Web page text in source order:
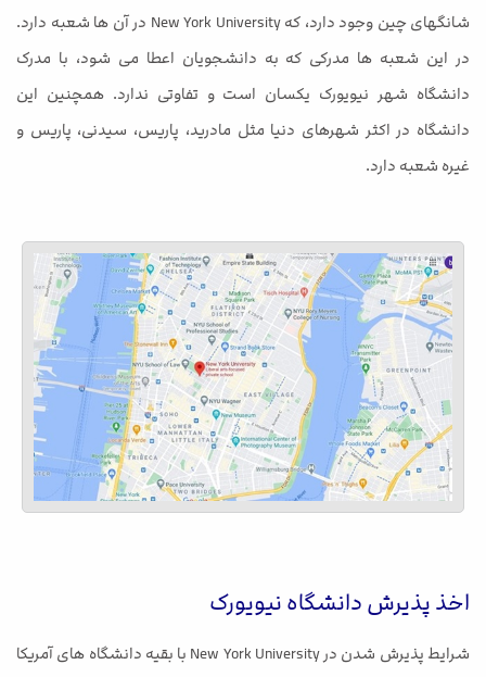
شانگهای چین وجود دارد، که New York University در آن ها شعبه دارد.
در این شعبه ها مدرکی که به دانشجویان اعطا می شود، با مدرک
دانشگاه شهر نیویورک یکسان است و تفاوتی ندارد. همچنین این
دانشگاه در اکثر شهرهای دنیا مثل مادرید، پاریس، سیدنی، پاریس و
غیره شعبه دارد.
اخذ پذیرش دانشگاه نیویورک
شرایط پذیرش شدن در New York University با بقیه دانشگاه های آمریکا